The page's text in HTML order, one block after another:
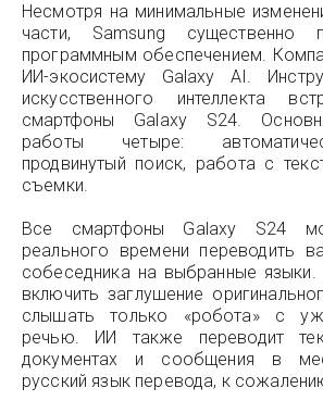
Несмотря на минимальные
части, Samsung существенно
программным обеспечением.
ИИ-экосистему Galaxy AI.
искусственного интеллекта
смартфоны Galaxy S24.
работы четыре:
продвинутый поиск, работа с
съемки.
Все смартфоны Galaxy S24
реального времени переводить
собеседника на выбранные
включить заглушение
слышать только «робота» с
речью. ИИ также переводит
документах и сообщения в
русский язык перевода, к